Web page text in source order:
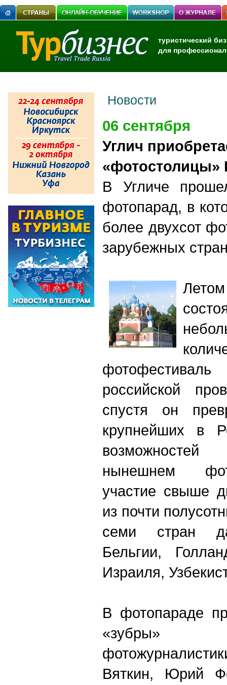
туристический
для
Новости
06 сентября
Углич
«фотостолицы»
В Угличе
фотопарад, в
более двухсот
зарубежных
российской
спустя он
крупнейших в
нынешнем
участие свыше
из почти
семи стран
Бельгии,
Израиля,
В фотопараде
«зубры»
Вяткин, Юрий